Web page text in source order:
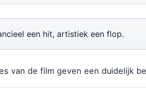
een hit, artistiek een flop.
van de film geven een duidelijk